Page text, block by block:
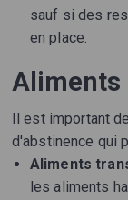
sauf si des
en place.
Aliments
Il est important
d'abstinence qui
Aliments
les aliments